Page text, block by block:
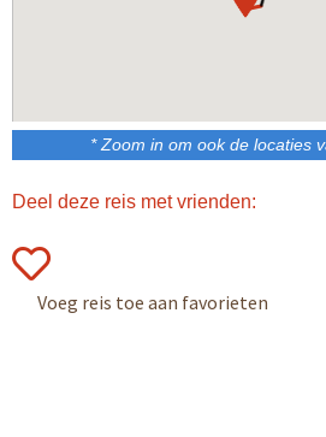
* Zoom in om ook de locaties
Deel deze reis met vrienden: